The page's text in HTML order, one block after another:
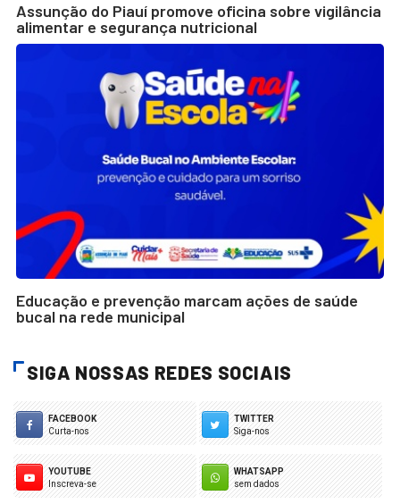
Assunção do Piauí promove oficina sobre vigilância
alimentar e segurança nutricional
Educação e prevenção marcam ações de saúde
bucal na rede municipal
SIGA NOSSAS REDES SOCIAIS
FACEBOOK
Curta-nos
TWITTER
Siga-nos
YOUTUBE
Inscreva-se
WHATSAPP
sem dados